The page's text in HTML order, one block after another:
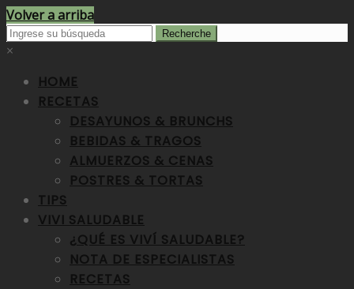
Volver a arriba
×
HOME
RECETAS
DESAYUNOS & BRUNCHS
BEBIDAS & TRAGOS
ALMUERZOS & CENAS
POSTRES & TORTAS
TIPS
VIVI SALUDABLE
¿QUÉ ES VIVÍ SALUDABLE?
NOTA DE ESPECIALISTAS
RECETAS